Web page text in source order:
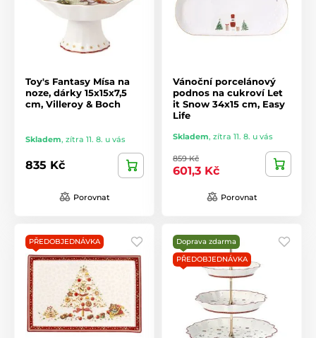
Toy's Fantasy Mísa na
noze, dárky 15x15x7,5
cm, Villeroy & Boch
Skladem, zítra 11. 8. u vás
835 Kč
Porovnat
Vánoční porcelánový
podnos na cukroví Let
it Snow 34x15 cm, Easy
Life
Skladem, zítra 11. 8. u vás
859 Kč
601,3 Kč
Porovnat
PŘEDOBJEDNÁVKA
Doprava zdarma
PŘEDOBJEDNÁVKA